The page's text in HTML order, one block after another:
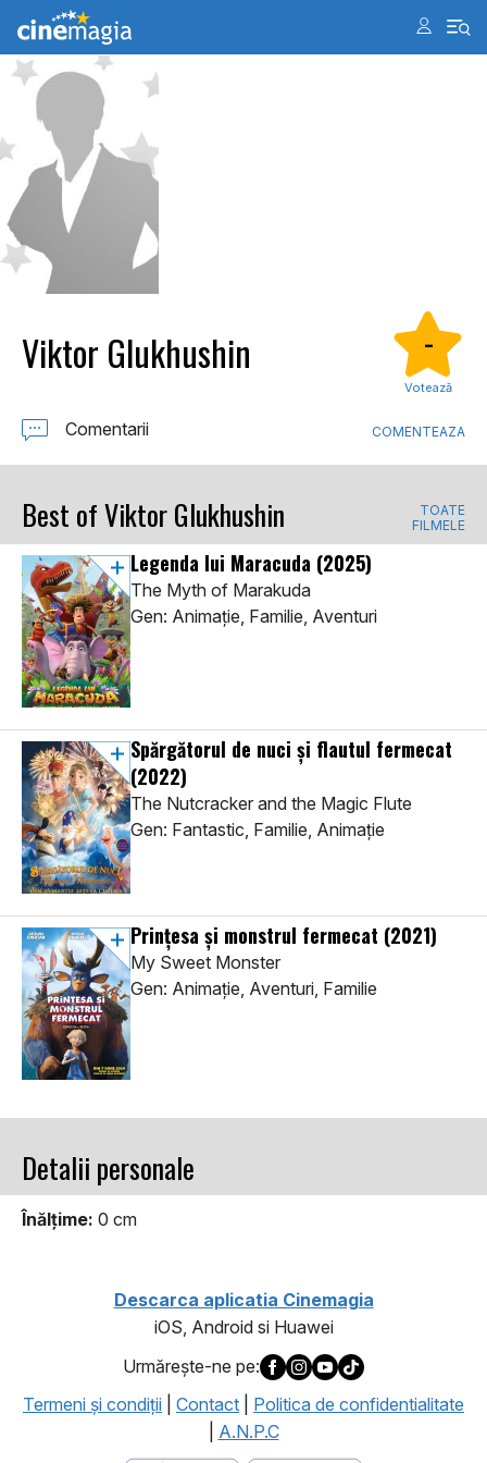
Viktor Glukhushin -
Votează
Comentarii COMENTEAZA
Best of Viktor Glukhushin
TOATE
FILMELE
Legenda lui Maracuda (2025)
The Myth of Marakuda
Gen: Animaţie, Familie, Aventuri
Spărgătorul de nuci și flautul fermecat
(2022)
The Nutcracker and the Magic Flute
Gen: Fantastic, Familie, Animaţie
Prințesa și monstrul fermecat (2021)
My Sweet Monster
Gen: Animaţie, Aventuri, Familie
Detalii personale
Înălţime: 0 cm
Descarca aplicatia Cinemagia
iOS, Android si Huawei
Urmăreşte-ne pe:
Termeni şi condiţii
Contact
Politica de confidentialitate
A.N.P.C